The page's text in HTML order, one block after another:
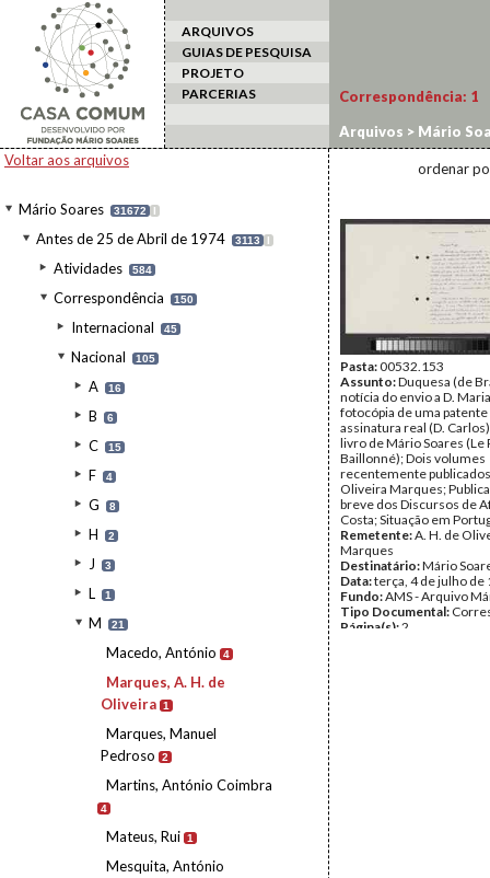
ARQUIVOS
GUIAS DE PESQUISA
PROJETO
PARCERIAS
Voltar aos arquivos
Mário Soares 31672 I
Antes de 25 de Abril de 1974 3113 I
Atividades 584
Correspondência 150
Internacional 45
Nacional 105
A 16
B 6
C 15
F 4
G 8
H 2
J 3
L 1
M 21
Macedo, António 4
Marques, A. H. de
Oliveira 1
Marques, Manuel
Pedroso
2
Martins, António Coimbra
4
Mateus, Rui 1
Mesquita, António
Correspondência: 1
Arquivos > Mário
de Oliveira
ordenar
Pasta:00532.153
Assunto:Duquesa (de
notícia do envio a D.
fotocópia de uma patente
assinatura real (D.
livro de Mário Soares (Le
Baillonné); Dois volumes
recentemente
Oliveira Marques;
breve dos Discursos de
Costa; Situação em
Remetente:A. H. de
Marques
Destinatário:Mário
Data:terça, 4 de julho de
Fundo:AMS - Arquivo
Tipo Documental:
Página(s):2